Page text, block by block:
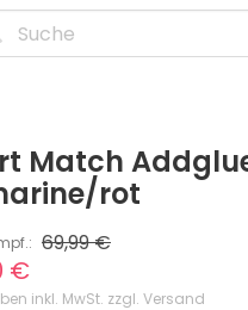
Match
rot
69,99 €
€
inkl. MwSt. zzgl. Versand